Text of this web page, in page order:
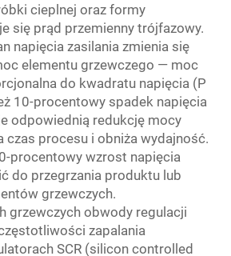
cieplnej oraz formy
się prąd przemienny trójfazowy.
napięcia zasilania zmienia się
elementu grzewczego — moc
do kwadratu napięcia (P
10-procentowy spadek napięcia
odpowiednią redukcję mocy
czas procesu i obniża wydajność.
procentowy wzrost napięcia
do przegrzania produktu lub
grzewczych.
grzewczych obwody regulacji
zapalania
SCR (silicon controlled